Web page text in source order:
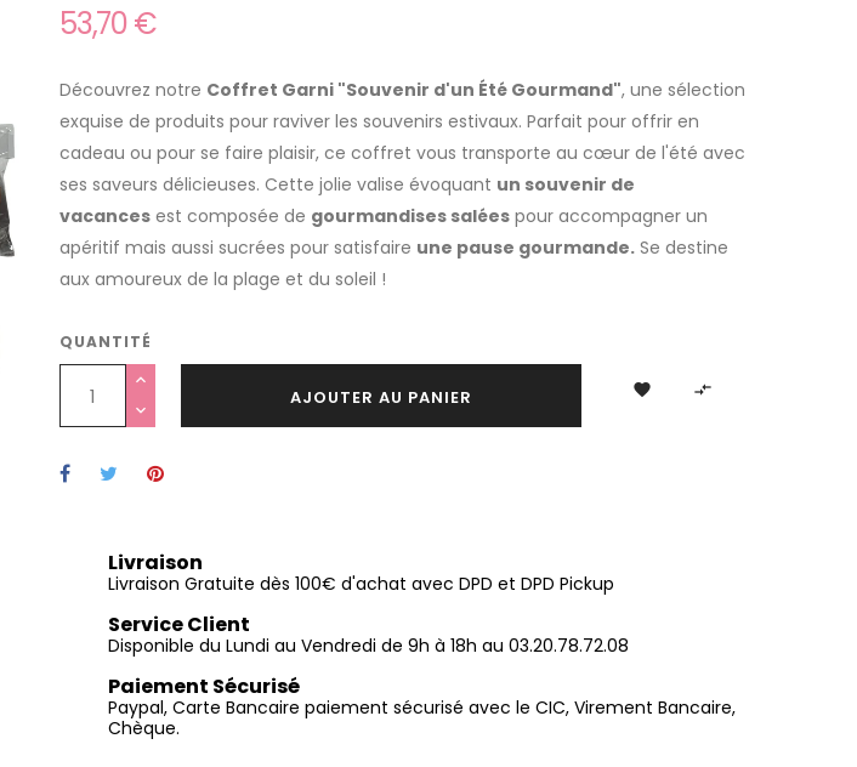
53,70 €
Découvrez notre Coffret Garni "Souvenir d'un Été Gourmand", une sélection
exquise de produits pour raviver les souvenirs estivaux. Parfait pour offrir en
cadeau ou pour se faire plaisir, ce coffret vous transporte au cœur de l'été avec
ses saveurs délicieuses. Cette jolie valise évoquant un souvenir de
vacances est composée de gourmandises salées pour accompagner un
apéritif mais aussi sucrées pour satisfaire une pause gourmande. Se destine
aux amoureux de la plage et du soleil !
QUANTITÉ
AJOUTER AU PANIER  
Livraison
Livraison Gratuite dès 100€ d'achat avec DPD et DPD Pickup
Service Client
Disponible du Lundi au Vendredi de 9h à 18h au 03.20.78.72.08
Paiement Sécurisé
Paypal, Carte Bancaire paiement sécurisé avec le CIC, Virement Bancaire,
Chèque.